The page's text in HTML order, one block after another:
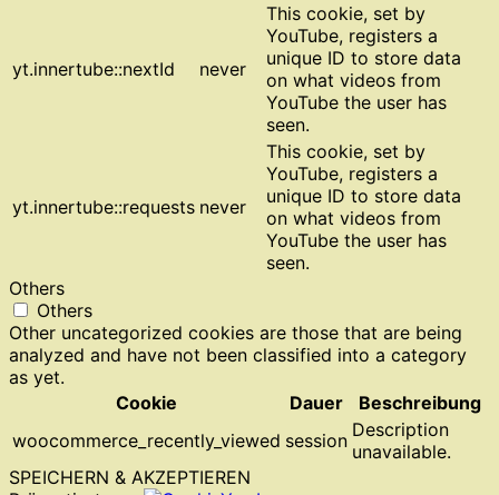
yt.innertube::nextId never
This cookie, set by
YouTube, registers a
unique ID to store data
on what videos from
YouTube the user has
seen.
yt.innertube::requests never
This cookie, set by
YouTube, registers a
unique ID to store data
on what videos from
YouTube the user has
seen.
Others
Others
Other uncategorized cookies are those that are being
analyzed and have not been classified into a category
as yet.
Cookie
Dauer
Beschreibung
woocommerce_recently_viewed session Description
unavailable.
SPEICHERN & AKZEPTIEREN